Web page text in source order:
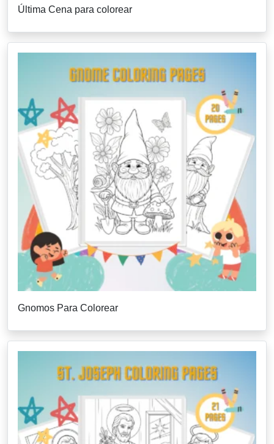
Última Cena para colorear
Gnomos Para Colorear